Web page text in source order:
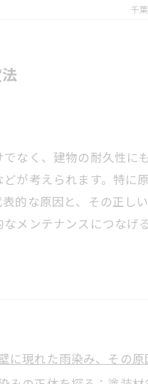
千
なく、建物の耐久性
が考えられます。特
的な原因と、その正
メンテナンスにつな
に現れた雨染み、その